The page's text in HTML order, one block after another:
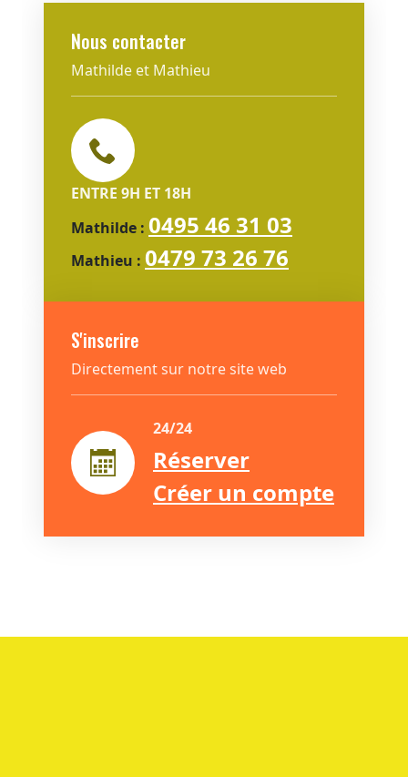
Nous contacter
Mathilde et Mathieu
ENTRE 9H ET 18H
Mathilde : 0495 46 31 03
Mathieu : 0479 73 26 76
S'inscrire
Directement sur notre site web
24/24
Réserver
Créer un compte